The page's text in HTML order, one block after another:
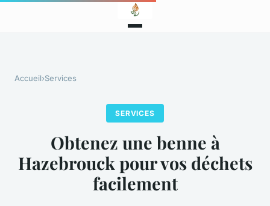
Accueil›Services
SERVICES
Obtenez une benne à
Hazebrouck pour vos déchets
facilement